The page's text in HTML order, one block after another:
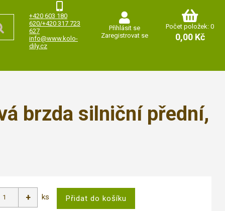
+420 603 180
620/+420 317 723
627
info@www.kolo-
dily.cz
Přihlásit se
Zaregistrovat se
Počet položek: 0
0,00 Kč
brzda silniční přední,
ks